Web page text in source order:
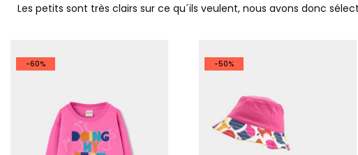
Les petits sont très clairs sur ce qu´ils veulent, nous avons donc
-60% -50%